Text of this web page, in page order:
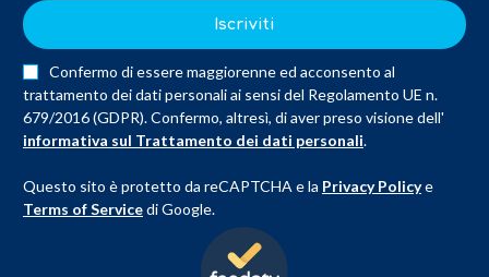
Iscriviti
Confermo di essere maggiorenne ed acconsento al
trattamento dei dati personali ai sensi del Regolamento UE n.
679/2016 (GDPR). Confermo, altresì, di aver preso visione dell'
informativa sul Trattamento dei dati personali.
Questo sito è protetto da reCAPTCHA e la Privacy Policye
Terms of Servicedi Google.